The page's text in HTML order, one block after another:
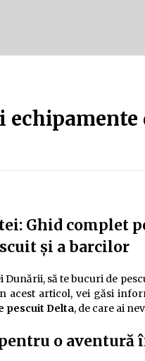
Ghid complet
și a barcilor
Dunării, să te bucuri de
acest articol, vei găsi
pescuit Delta, de care ai
o aventură